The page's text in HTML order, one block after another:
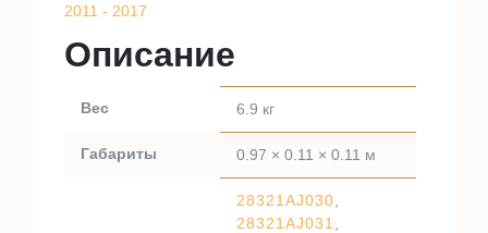
2011 - 2017
Описание
Вес 6.9 кг
Габариты 0.97 × 0.11 × 0.11 м
28321AJ030
28321AJ031